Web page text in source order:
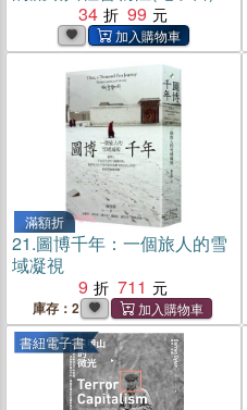
34
99
滿額折
21.圖博千年：一個旅人的雪
域凝視
9
711
庫存：2
書紐電子書